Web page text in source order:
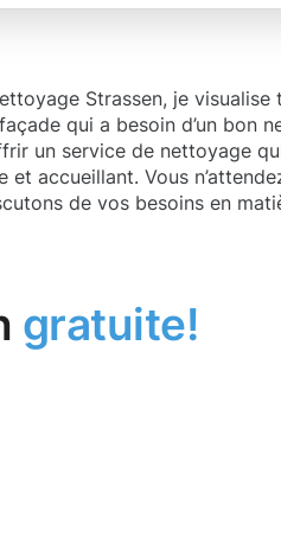
Strassen, je
qui a besoin d’un bon
un service de nettoyage
accueillant. Vous
de vos besoins en
gratuite!